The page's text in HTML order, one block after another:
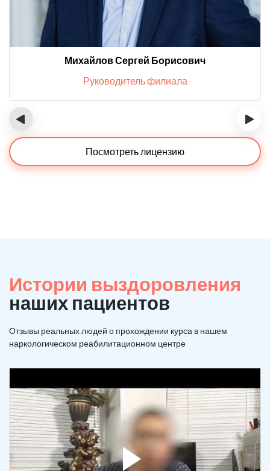
Михайлов Сергей Борисович
Руководитель филиала
‹ ›
Посмотреть лицензию
Истории выздоровления
наших пациентов
Отзывы реальных людей о прохождении курса в нашем
наркологическом реабилитационном центре